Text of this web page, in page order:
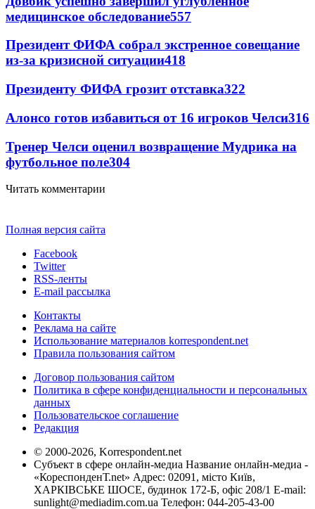
медицинское обследование557
Президент ФИФА собрал экстренное совещание
из-за кризисной ситуации418
Президенту ФИФА грозит отставка322
Алонсо готов избавиться от 16 игроков Челси316
Тренер Челси оценил возвращение Мудрика на
футбольное поле304
Читать комментарии
Полная версия сайта
Facebook
Twitter
RSS-ленты
E-mail рассылка
Контакты
Реклама на сайте
Использование материалов korrespondent.net
Правила пользования сайтом
Договор пользования сайтом
Политика в сфере конфиденциальности и персональных
данных
Пользовательское соглашение
Редакция
© 2000-2026, Korrespondent.net
Субъект в сфере онлайн-медиа Название онлайн-медиа -
«КореспонденТ.net» Адрес: 02091, місто Київ,
ХАРКІВСЬКЕ ШОСЕ, будинок 172-Б, офіс 208/1 E-mail:
sunlight@mediadim.com.ua Телефон: 044-205-43-00